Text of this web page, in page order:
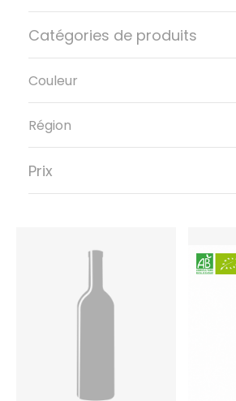
Catégories de produits
Couleur
Région
Prix